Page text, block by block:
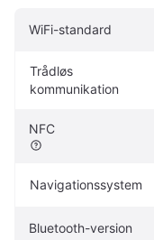
WiFi-standard
Trådløs
kommunikation
NFC
Navigationssystem
Bluetooth-version